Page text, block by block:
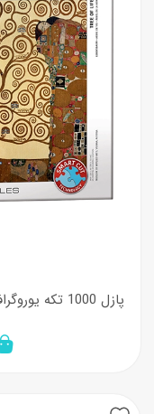
پازل 1000 تکه یوروگرافیکس Eurographics طرح درخت زندگی